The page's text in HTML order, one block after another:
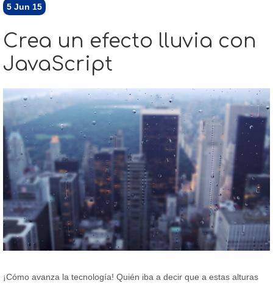
5 Jun 15
Crea un efecto lluvia con
JavaScript
¡Cómo avanza la tecnología! Quién iba a decir que a estas alturas